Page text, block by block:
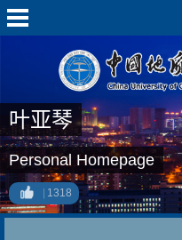
叶亚琴
Personal Homepage
1318